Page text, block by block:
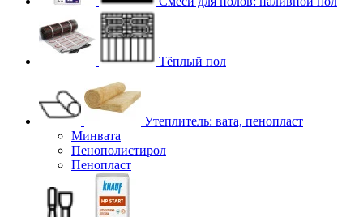
Тёплый пол
Утеплитель: вата, пенопласт
Минвата
Пенополистирол
Пенопласт